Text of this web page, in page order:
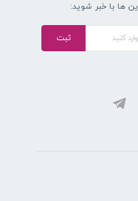
ها با خبر شوید:
ثبت